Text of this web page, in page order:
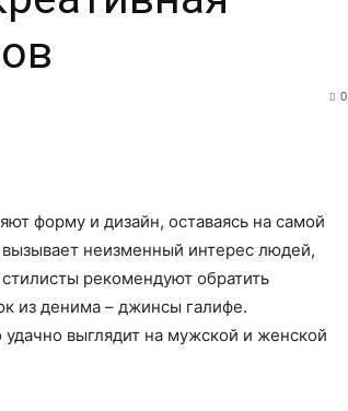
0
форму и дизайн, оставаясь на самой
неизменный интерес людей,
рекомендуют обратить
из денима – джинсы галифе.
выглядит на мужской и женской